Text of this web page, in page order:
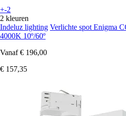
+-2
2 kleuren
Indeluz lighting Verlichte spot Enigma
4000K 10º/60º
Vanaf € 196,00
€ 157,35